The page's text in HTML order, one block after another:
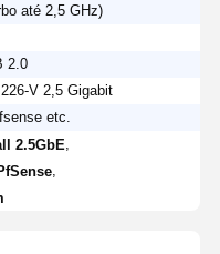
até 2,5 GHz)
2.0
V 2,5 Gigabit
etc.
2.5GbE